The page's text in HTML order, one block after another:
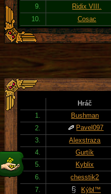
9.
Ridix VIII.
10.
Cosac
Hráč
1.
Bushman
2.
Pavel097
3.
Alexstraza
4.
Gurtík
5.
Kyblix
6.
chesstik2
7.
Kýbl™